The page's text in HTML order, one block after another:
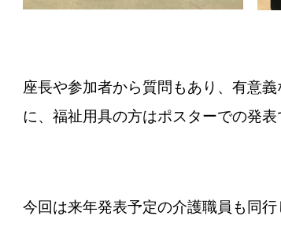
座長や参加者から質問もあり、有意
に、福祉用具の方はポスターでの発表
今回は来年発表予定の介護職員も同行